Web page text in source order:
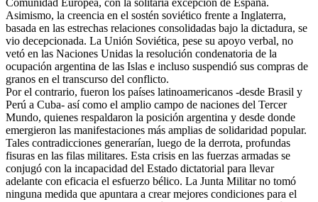
Asimismo, la creencia en el sostén soviético frente a Inglaterra,
basada en las estrechas relaciones consolidadas bajo la dictadura, se
vio decepcionada. La Unión Soviética, pese su apoyo verbal, no
vetó en las Naciones Unidas la resolución condenatoria de la
ocupación argentina de las Islas e incluso suspendió sus compras de
granos en el transcurso del conflicto.
Por el contrario, fueron los países latinoamericanos -desde Brasil y
Perú a Cuba- así como el amplio campo de naciones del Tercer
Mundo, quienes respaldaron la posición argentina y desde donde
emergieron las manifestaciones más amplias de solidaridad popular.
Tales contradicciones generarían, luego de la derrota, profundas
fisuras en las filas militares. Esta crisis en las fuerzas armadas se
conjugó con la incapacidad del Estado dictatorial para llevar
adelante con eficacia el esfuerzo bélico. La Junta Militar no tomó
ninguna medida que apuntara a crear mejores condiciones para el